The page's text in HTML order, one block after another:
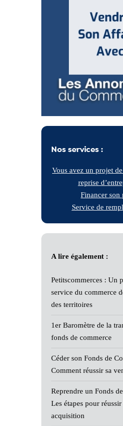
Nos services :
Vous avez un projet
reprise
Financer son
Service de
A lire également :
Petitscommerces : Un
service du commerce
des territoires
1er Baromètre de la
fonds de commerce
Céder son Fonds de
Comment réussir sa
Reprendre un Fonds
Les étapes pour réussir
acquisition